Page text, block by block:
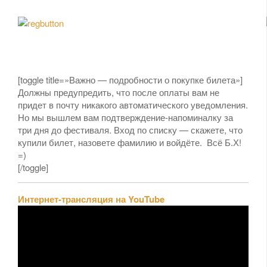
[toggle title=»Важно — подробности о покупке билета»]
Должны предупредить, что после оплаты вам не
придет в почту никакого автоматического уведомления.
Но мы вышлем вам подтверждение-напоминалку за
три дня до фестиваля. Вход по списку — скажете, что
купили билет, назовете фамилию и войдёте. Всё Б.Х!
=)
[/toggle]
Интернет-трансляция на YouTube